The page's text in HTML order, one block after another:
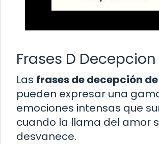
Frases D
Las frases de decepción
pueden expresar una
emociones intensas que
cuando la llama del amor
desvanece.